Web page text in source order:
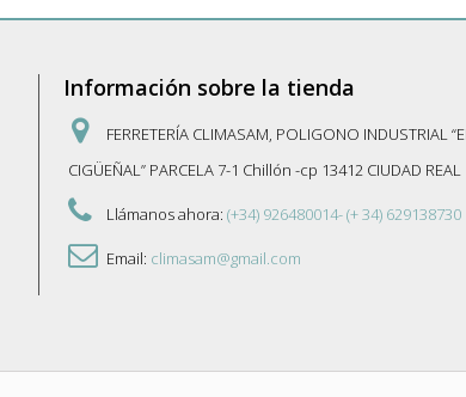
Información sobre la tienda
FERRETERÍA CLIMASAM, POLIGONO INDUSTRIAL
CIGÜEÑAL” PARCELA 7-1 Chillón -cp 13412 CIUDAD REAL
Llámanos ahora: (+34) 926480014- (+ 34) 629138730
Email: climasam@gmail.com